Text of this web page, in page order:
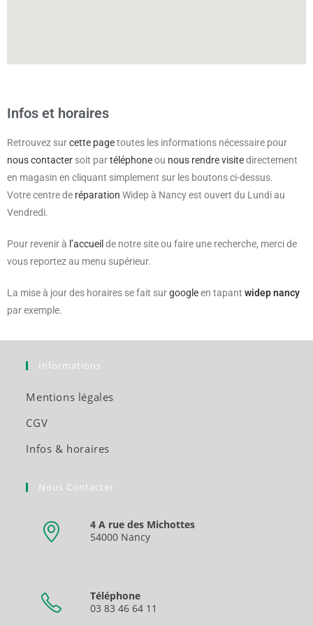
Infos et horaires
Retrouvez surcette pagetoutes les informations nécessaire pour
nous contacter soit partéléphoneou nous rendre visitedirectement
en magasin en cliquant simplement sur les boutons ci-dessus.
Votre centre de réparation Widep à Nancy est ouvert du Lundi au
Vendredi.
Pour revenir à l’accueil de notre site ou faire une recherche, merci de
vous reportez au menu supérieur.
La mise à jour des horaires se fait surgoogleen tapant widep nancy
par exemple.
Informations
Mentions légales
CGV
Infos & horaires
Nous Contacter
4 A rue des Michottes
54000 Nancy
Téléphone
03 83 46 64 11